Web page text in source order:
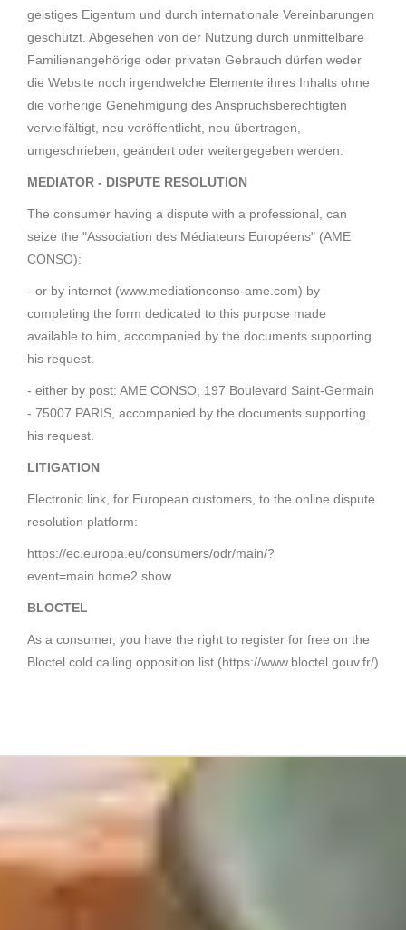
geistiges Eigentum und durch internationale Vereinbarungen
geschützt. Abgesehen von der Nutzung durch unmittelbare
Familienangehörige oder privaten Gebrauch dürfen weder
die Website noch irgendwelche Elemente ihres Inhalts ohne
die vorherige Genehmigung des Anspruchsberechtigten
vervielfältigt, neu veröffentlicht, neu übertragen,
umgeschrieben, geändert oder weitergegeben werden.
MEDIATOR - DISPUTE RESOLUTION
The consumer having a dispute with a professional, can
seize the "Association des Médiateurs Européens" (AME
CONSO):
- or by internet (www.mediationconso-ame.com) by
completing the form dedicated to this purpose made
available to him, accompanied by the documents supporting
his request.
- either by post: AME CONSO, 197 Boulevard Saint-Germain
- 75007 PARIS, accompanied by the documents supporting
his request.
LITIGATION
Electronic link, for European customers, to the online dispute
resolution platform:
https://ec.europa.eu/consumers/odr/main/?
event=main.home2.show
BLOCTEL
As a consumer, you have the right to register for free on the
Bloctel cold calling opposition list (https://www.bloctel.gouv.fr/)